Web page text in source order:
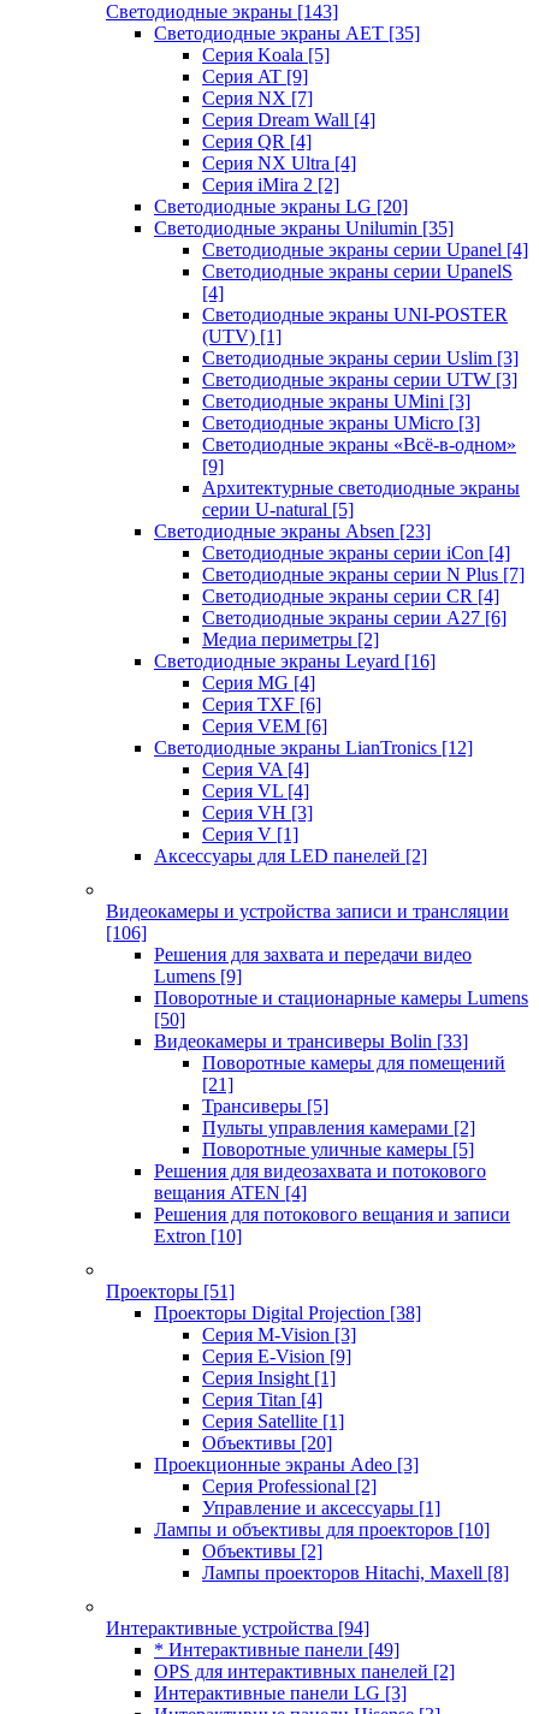
Светодиодные экраны [143]
Светодиодные экраны AET [35]
Cерия Koala [5]
Серия AT [9]
Серия NX [7]
Серия Dream Wall [4]
Серия QR [4]
Серия NX Ultra [4]
Серия iMira 2 [2]
Светодиодные экраны LG [20]
Светодиодные экраны Unilumin [35]
Светодиодные экраны серии Upanel [4]
Светодиодные экраны серии UpanelS
[4]
Светодиодные экраны UNI-POSTER
(UTV) [1]
Светодиодные экраны серии Uslim [3]
Светодиодные экраны серии UTW [3]
Светодиодные экраны UMini [3]
Светодиодные экраны UMicro [3]
Светодиодные экраны «Всё-в-одном»
[9]
Архитектурные светодиодные экраны
серии U-natural [5]
Светодиодные экраны Absen [23]
Светодиодные экраны серии iCon [4]
Светодиодные экраны серии N Plus [7]
Светодиодные экраны серии CR [4]
Светодиодные экраны серии А27 [6]
Медиа периметры [2]
Светодиодные экраны Leyard [16]
Серия MG [4]
Серия TXF [6]
Серия VEM [6]
Светодиодные экраны LianTronics [12]
Серия VA [4]
Серия VL [4]
Серия VH [3]
Серия V [1]
Аксессуары для LED панелей [2]
Видеокамеры и устройства записи и трансляции
[106]
Решения для захвата и передачи видео
Lumens [9]
Поворотные и стационарные камеры Lumens
[50]
Видеокамеры и трансиверы Bolin [33]
Поворотные камеры для помещений
[21]
Трансиверы [5]
Пульты управления камерами [2]
Поворотные уличные камеры [5]
Решения для видеозахвата и потокового
вещания ATEN [4]
Решения для потокового вещания и записи
Extron [10]
Проекторы [51]
Проекторы Digital Projection [38]
Серия M-Vision [3]
Серия E-Vision [9]
Серия Insight [1]
Серия Titan [4]
Серия Satellite [1]
Объективы [20]
Проекционные экраны Adeo [3]
Серия Professional [2]
Управление и аксессуары [1]
Лампы и объективы для проекторов [10]
Объективы [2]
Лампы проекторов Hitachi, Maxell [8]
Интерактивные устройства [94]
* Интерактивные панели [49]
OPS для интерактивных панелей [2]
Интерактивные панели LG [3]